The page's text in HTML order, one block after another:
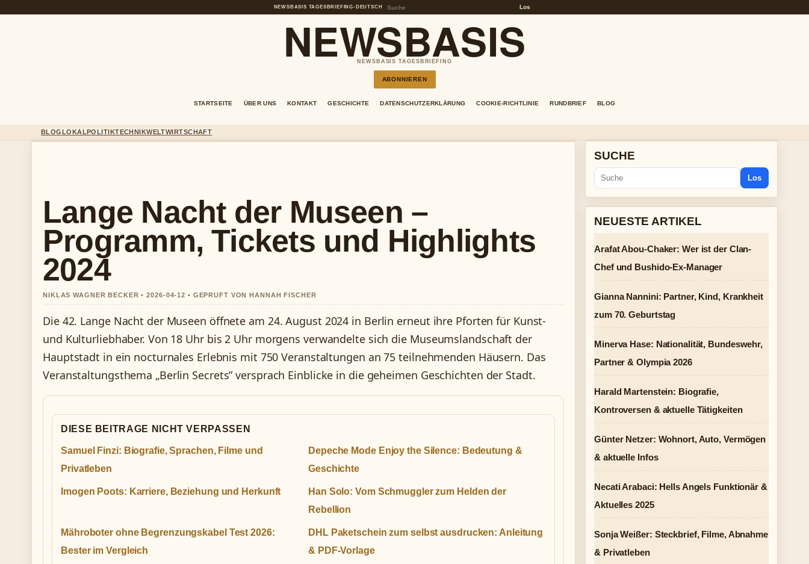
NEWSBASIS TAGESBRIEFING• DEUTSCH Los
NEWSBASIS
NEWSBASIS TAGESBRIEFING
ABONNIEREN
STARTSEITE ÜBER UNS KONTAKT GESCHICHTE DATENSCHUTZERKLÄRUNG COOKIE-RICHTLINIE RUNDBRIEF BLOG
BLOGLOKALPOLITIKTECHNIKWELTWIRTSCHAFT
Lange Nacht der Museen –
Programm, Tickets und Highlights
2024
NIKLAS WAGNER BECKER • 2026-04-12 • GEPRUFT VON HANNAH FISCHER
Die 42. Lange Nacht der Museen öffnete am 24. August 2024 in Berlin erneut ihre Pforten für Kunst-
und Kulturliebhaber. Von 18 Uhr bis 2 Uhr morgens verwandelte sich die Museumslandschaft der
Hauptstadt in ein nocturnales Erlebnis mit 750 Veranstaltungen an 75 teilnehmenden Häusern. Das
Veranstaltungsthema „Berlin Secrets” versprach Einblicke in die geheimen Geschichten der Stadt.
DIESE BEITRAGE NICHT VERPASSEN
Samuel Finzi: Biografie, Sprachen, Filme und
Privatleben
Depeche Mode Enjoy the Silence: Bedeutung &
Geschichte
Imogen Poots: Karriere, Beziehung und Herkunft
Han Solo: Vom Schmuggler zum Helden der
Rebellion
Mähroboter ohne Begrenzungskabel Test 2026:
Bester im Vergleich
DHL Paketschein zum selbst ausdrucken: Anleitung
& PDF-Vorlage
SUCHE
Los
NEUESTE ARTIKEL
Arafat Abou-Chaker: Wer ist der Clan-
Chef und Bushido-Ex-Manager
Gianna Nannini: Partner, Kind, Krankheit
zum 70. Geburtstag
Minerva Hase: Nationalität, Bundeswehr,
Partner & Olympia 2026
Harald Martenstein: Biografie,
Kontroversen & aktuelle Tätigkeiten
Günter Netzer: Wohnort, Auto, Vermögen
& aktuelle Infos
Necati Arabaci: Hells Angels Funktionär &
Aktuelles 2025
Sonja Weißer: Steckbrief, Filme, Abnahme
& Privatleben